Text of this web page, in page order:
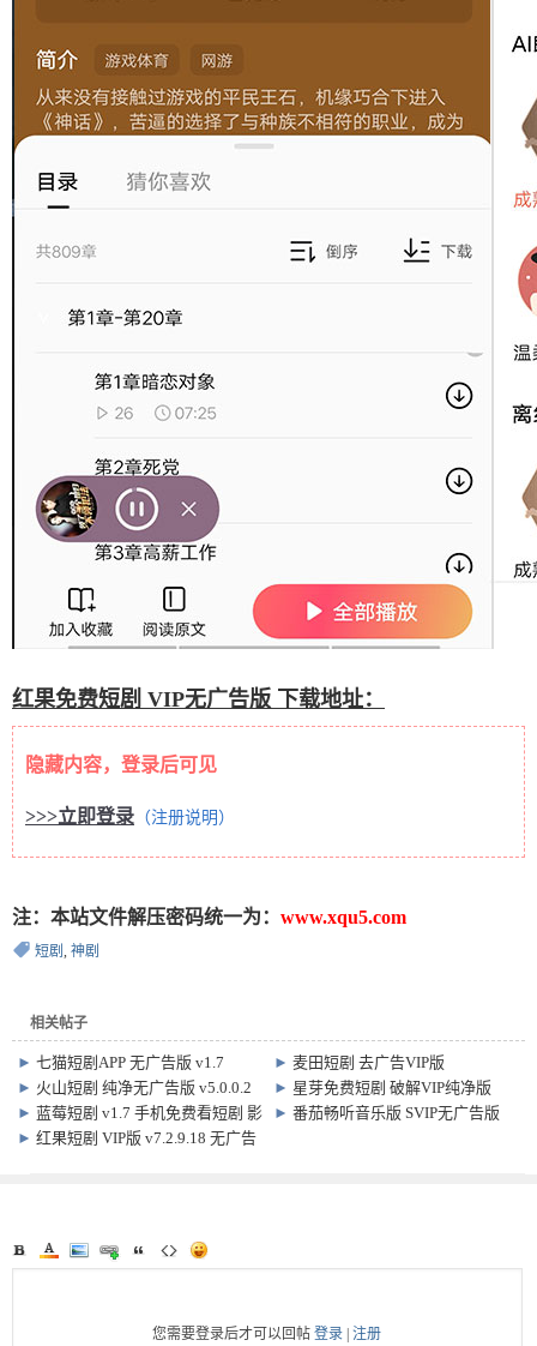
红果免费短剧 VIP无广告版 下载地址：
隐藏内容，登录后可见
>>>立即登录 （注册说明）
注：本站文件解压密码统一为： www.xqu5.com
短剧 , 神剧
相关帖子
►七猫短剧APP 无广告版 v1.7 ►麦田短剧 去广告VIP版
v2.6.231006 看短剧、爽剧、神剧软
件
► 火山短剧 纯净无广告版 v5.0.0.2
免费神剧追剧软件
►星芽免费短剧 破解VIP纯净版
v3.8.4.1
►蓝莓短剧 v1.7 手机免费看短剧 影
视软件
►番茄畅听音乐版 SVIP无广告版
►红果短剧 VIP版 v7.2.9.18 无广告
您需要登录后才可以回帖登录 |注册